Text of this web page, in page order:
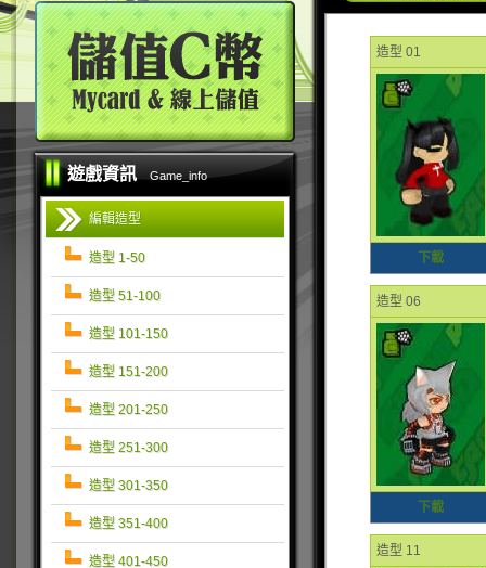
遊戲資訊 Game_info
dummy
編輯造型
造型 1-50
造型 51-100
造型 101-150
造型 151-200
造型 201-250
造型 251-300
造型 301-350
造型 351-400
造型 401-450
造型 01
下載
造型 06
下載
造型 11